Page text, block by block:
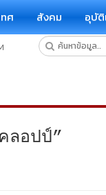
ศ สังคม อุบัติ
ลอปป์”